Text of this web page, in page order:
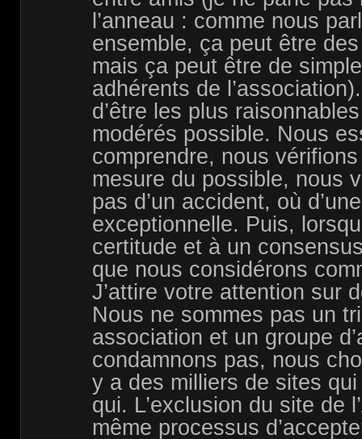
l’anneau : comme nous
ensemble, ça peut être
mais ça peut être de
adhérents de
d’être les plus
modérés possible. Nous
comprendre, nous
mesure du possible, nous
pas d’un accident, où
exceptionnelle. Puis,
certitude et à un
que nous considérons
J’attire votre attention sur
Nous ne sommes pas un
association et un groupe
condamnons pas, nous
y a des milliers de sites qui
qui. L’exclusion du site de
même processus